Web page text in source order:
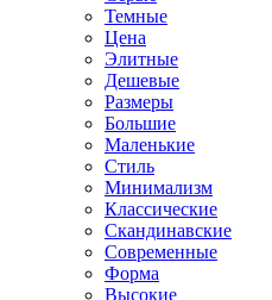
Темные
Цена
Элитные
Дешевые
Размеры
Большие
Маленькие
Стиль
Минимализм
Классические
Скандинавские
Современные
Форма
Высокие